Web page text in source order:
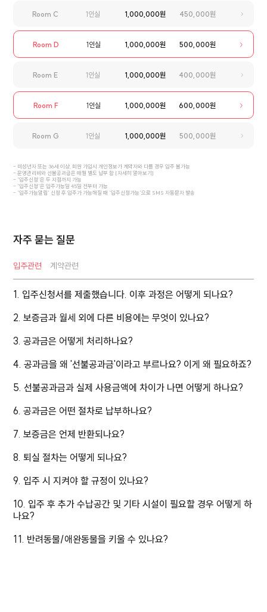
Room C 1인실 1,000,000원 450,000원
Room D 1인실 1,000,000원 500,000원
Room E 1인실 1,000,000원 400,000원
Room F 1인실 1,000,000원 600,000원
Room G 1인실 1,000,000원 500,000원
- 미성년자 또는 36세 이상, 회원 가입시 개인정보가 계약자와 다를 경우 입주 불가능
- 운영관리비와 선불공과금은 매월 별도 납부 함 [자세히 알아보기]
- '입주신청'은 두 지점까지 가능
- '입주신청'은 입주가능일 45일 전부터 가능
- '입주가능알림' 신청 후 입주가 가능해질 때 '입주신청가능'으로 SMS 자동문자 발송
자주 묻는 질문
입주관련 계약관련
1. 입주신청서를 제출했습니다. 이후 과정은 어떻게 되나요?
2. 보증금과 월세 외에 다른 비용에는 무엇이 있나요?
3. 공과금은 어떻게 처리하나요?
4. 공과금을 왜 '선불공과금'이라고 부르나요? 이게 왜 필요하죠?
5. 선불공과금과 실제 사용금액에 차이가 나면 어떻게 하나요?
6. 공과금은 어떤 절차로 납부하나요?
7. 보증금은 언제 반환되나요?
8. 퇴실 절차는 어떻게 되나요?
9. 입주 시 지켜야 할 규정이 있나요?
10. 입주 후 추가 수납공간 및 기타 시설이 필요할 경우 어떻게 하
나요?
11. 반려동물/애완동물을 키울 수 있나요?